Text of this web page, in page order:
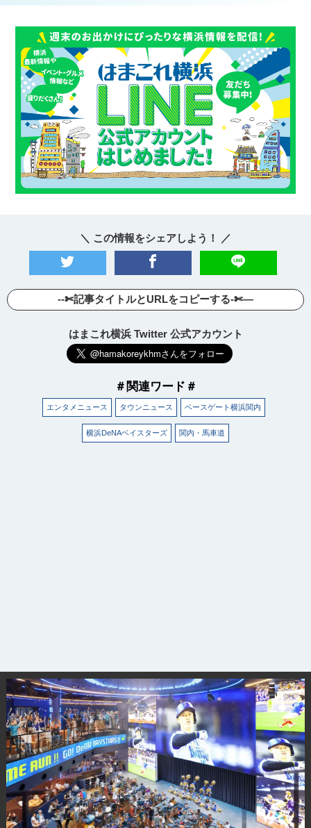
＼ この情報をシェアしよう！ ／
--✄記事タイトルとURLをコピーする-✄—
はまこれ横浜 Twitter 公式アカウント
＃関連ワード＃
エンタメニュース タウンニュース ベースゲート横浜関内
横浜DeNAベイスターズ 関内・馬車道